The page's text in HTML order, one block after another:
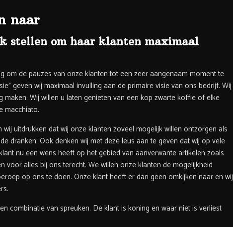
naar
stellen om haar klanten maximaal
om de pauzes van onze klanten tot een zeer aangenaam moment te
geven wij maximaal invulling aan de primaire visie van ons bedrijf. Wij
Wij willen u laten genieten van een kop zwarte koffie of elke
macchiato.
uitdrukken dat wij onze klanten zoveel mogelijk willen ontzorgen als
dranken. Ook denken wij met deze leus aan te geven dat wij op vele
nu een wens heeft op het gebied van aanverwante artikelen zoals
voor alles bij ons terecht. We willen onze klanten de mogelijkheid
op ons te doen. Onze klant heeft er dan geen omkijken naar en wij
combinatie van spreuken. De klant is koning en waar niet is verliest